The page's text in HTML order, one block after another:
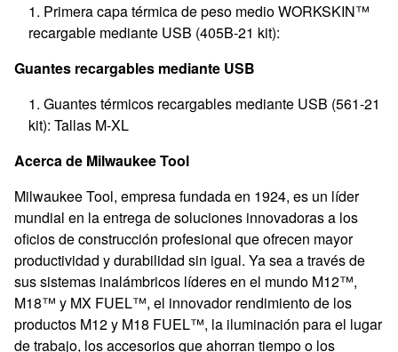
Primera capa térmica de peso medio WORKSKIN™
recargable mediante USB (405B-21 kit):
Guantes recargables mediante USB
Guantes térmicos recargables mediante USB (561-21
kit): Tallas M-XL
Acerca de Milwaukee Tool
Milwaukee Tool, empresa fundada en 1924, es un líder
mundial en la entrega de soluciones innovadoras a los
oficios de construcción profesional que ofrecen mayor
productividad y durabilidad sin igual. Ya sea a través de
sus sistemas inalámbricos líderes en el mundo M12™,
M18™ y MX FUEL™, el innovador rendimiento de los
productos M12 y M18 FUEL™, la iluminación para el lugar
de trabajo, los accesorios que ahorran tiempo o los